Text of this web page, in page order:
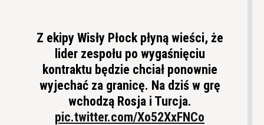
Z ekipy Wisły Płock płyną wieści, że
lider zespołu po wygaśnięciu
kontraktu będzie chciał ponownie
wyjechać za granicę. Na dziś w grę
wchodzą Rosja i Turcja.
pic.twitter.com/Xo52XxFNCo